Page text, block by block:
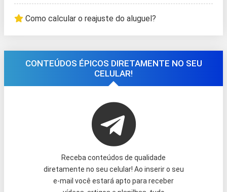
Como calcular o reajuste do aluguel?
CONTEÚDOS ÉPICOS DIRETAMENTE NO SEU
CELULAR!
Receba conteúdos de qualidade
diretamente no seu celular! Ao inserir o seu
e-mail você estará apto para receber